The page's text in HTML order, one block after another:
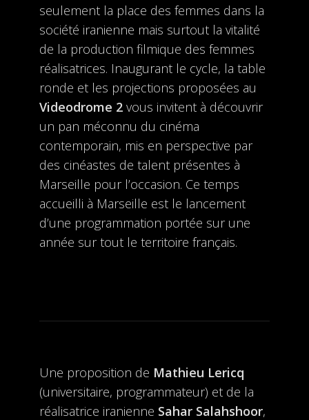
seulement la place des femmes dans la
société iranienne mais surtout la vitalité
de la production filmique des femmes
réalisatrices. Inaugurant le cycle, la table
ronde et les projections proposées au
Videodrome 2vous invitent à découvrir
un pan méconnu du cinéma
contemporain, mis en perspective par
des cinéastes de talent présentes à
Marseille pour l’occasion. Ce temps
accueilli à Marseille est le lancement
d’une programmation portée sur une
année sur tout le territoire français.
Une proposition de Mathieu Lericq
(universitaire, programmateur) et de la
réalisatrice iranienne Sahar Salahshoor,